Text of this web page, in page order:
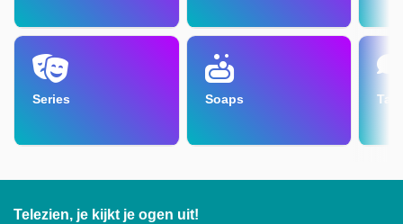
Series Soaps
Telezien, je kijkt je ogen uit!